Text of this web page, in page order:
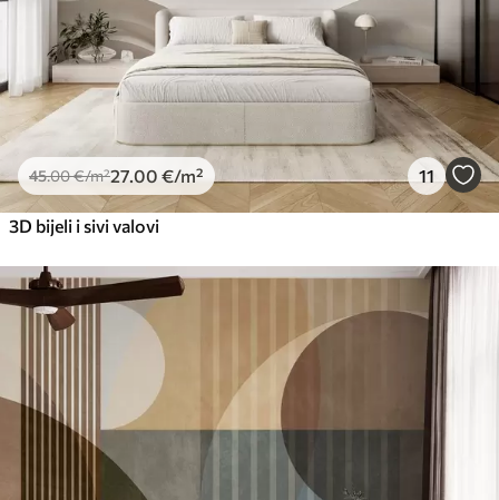
45.00€/m²27 .00 €/m² 11
3D bijeli i sivi valovi